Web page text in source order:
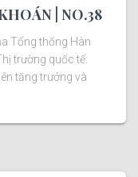
| NO.38
Tổng thống Hàn
trường quốc tế:
tăng trưởng và